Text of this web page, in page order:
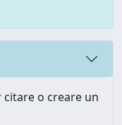
o creare un